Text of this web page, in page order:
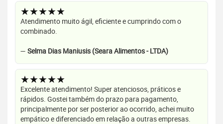
★★★★★
Atendimento muito ágil, eficiente e cumprindo com o
combinado.
— Selma Dias Maniusis (Seara Alimentos - LTDA)
★★★★★
Excelente atendimento! Super atenciosos, práticos e
rápidos. Gostei também do prazo para pagamento,
principalmente por ser posterior ao ocorrido, achei muito
empático e diferenciado em relação a outras empresas.